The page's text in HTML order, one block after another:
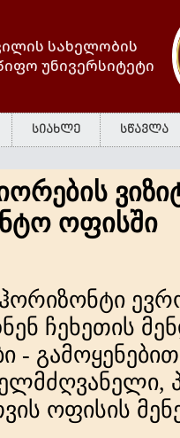
სახელობის
უნივერსიტეტი
სიახლე სწავლა
ოფისში
ჩეხეთის
-
ოფისის